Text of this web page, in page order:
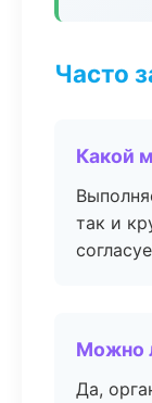
Часто
Какой
так и
Можно
Да,